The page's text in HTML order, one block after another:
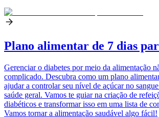
Plano alimentar de 7 dias
Gerenciar o diabetes por meio da alimentação
complicado. Descubra como um plano
ajudar a controlar seu nível de açúcar no
saúde geral. Vamos te guiar na criação de
diabéticos e transformar isso em uma lista de
Vamos tornar a alimentação saudável algo fácil!